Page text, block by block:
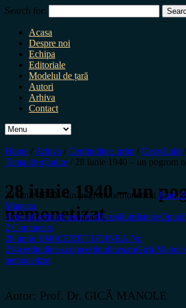
Search for:
Acasa
Despre noi
Echipa
Editoriale
Modelul de țară
Autori
Arhiva
Contact
Home / Arhiva / Certitudinea print / Dezvăluiri /
Tema de gândire / 28 iunie 1940 – un pogrom
28 iunie 1940 – un
nemonetizat
28 iunie 1940 – un pogrom nemonetizat June
Manega
ArhivaCertitudinea printDezvăluiriIstorieOpinii
2 Comments
28 iunie 1940CERTITUDINEA Nr.
214certitudinea.comcertitudinea.roGică Manole
nemonetizat
Autor: Prof. Dr. GICĂ MANOLE